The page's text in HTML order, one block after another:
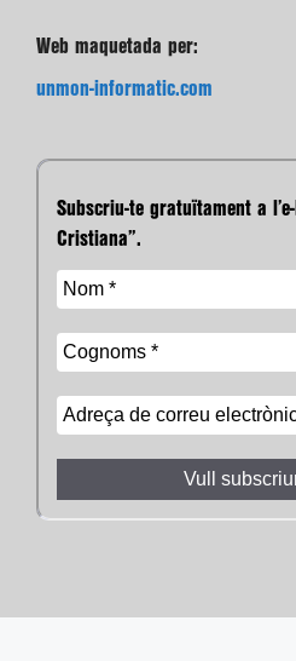
Web maquetada per:
unmon-informatic.com
Subscriu-te gratuïtament a
Cristiana”.